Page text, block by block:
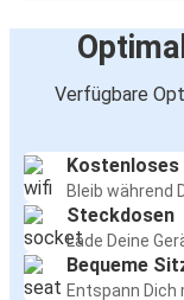
Verfügbare
Kostenloses
Bleib während
Steckdosen
Lade Deine
Bequeme
Entspann